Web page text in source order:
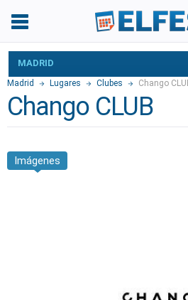
MADRID
Madrid Lugares Clubes Chango
Chango CLUB
Imágenes